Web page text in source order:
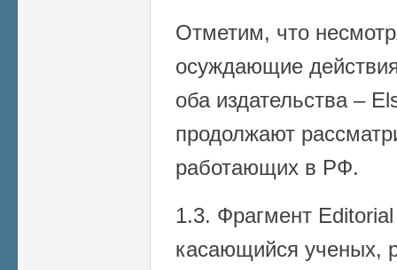
Отметим, что
осуждающие
оба издательства –
продолжают
работающих в РФ.
1.3. Фрагмент
касающийся ученых,